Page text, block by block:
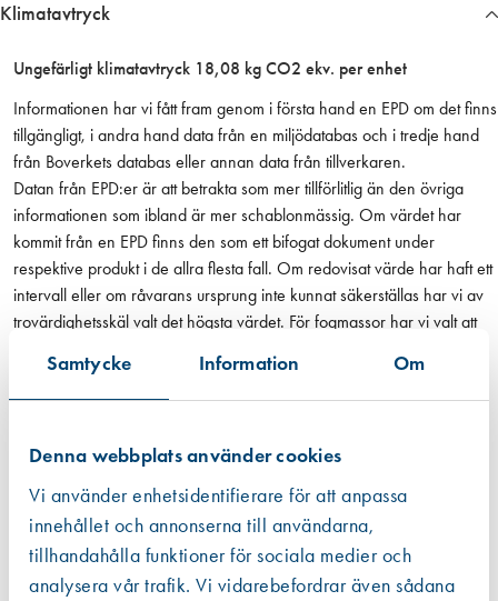
Samtycke Information Om
Denna webbplats använder cookies
Vi använder enhetsidentifierare för att anpassa
innehållet och annonserna till användarna,
tillhandahålla funktioner för sociala medier och
analysera vår trafik. Vi vidarebefordrar även sådana
r
b
o
r
t
t
a
g
n
i
Klimatavtryck
Ungefärligt klimatavtryck 18,08 kg CO2 ekv. per enhet
Informationen har vi fått fram genom i första hand en EPD om det finns
tillgängligt, i andra hand data från en miljödatabas och i tredje hand
från Boverkets databas eller annan data från tillverkaren.
Datan från EPD:er är att betrakta som mer tillförlitlig än den övriga
informationen som ibland är mer schablonmässig. Om värdet har
kommit från en EPD finns den som ett bifogat dokument under
respektive produkt i de allra flesta fall. Om redovisat värde har haft ett
intervall eller om råvarans ursprung inte kunnat säkerställas har vi av
trovärdighetsskäl valt det högsta värdet. För fogmassor har vi valt att
Läs mer